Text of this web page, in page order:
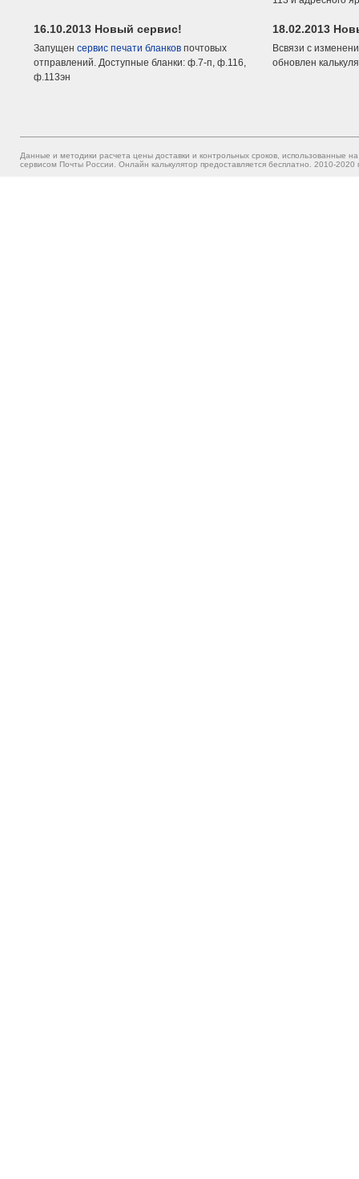
16.10.2013 Новый сервис!
Запущен сервис печати бланков почтовых
отправлений. Доступные бланки: ф.7-п, ф.116,
ф.113эн
18.02.2013
Всвязи с
обновлен
Данные и методики расчета цены доставки и контрольных сроков, использованные
сервисом Почты России. Онлайн калькулятор предоставляется бесплатно. 2010-2020